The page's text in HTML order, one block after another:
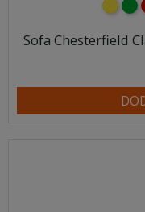
żółty
Sofa Chesterfield